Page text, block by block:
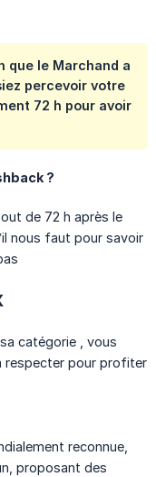
que le Marchand a
percevoir votre
72 h pour avoir
?
de 72 h après le
nous faut pour savoir
catégorie , vous
respecter pour profiter
reconnue,
proposant des